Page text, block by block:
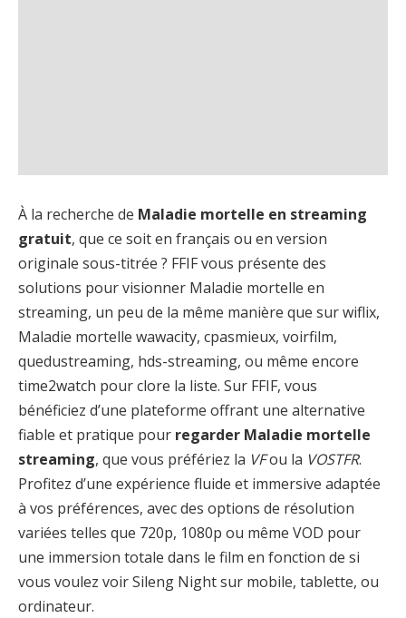
À la recherche de Maladie mortelle en streaming
gratuit, que ce soit en français ou en version
originale sous-titrée ? FFIF vous présente des
solutions pour visionner Maladie mortelle en
streaming, un peu de la même manière que sur wiflix,
Maladie mortelle wawacity, cpasmieux, voirfilm,
quedustreaming, hds-streaming, ou même encore
time2watch pour clore la liste. Sur FFIF, vous
bénéficiez d’une plateforme offrant une alternative
fiable et pratique pour regarder Maladie mortelle
streaming, que vous préfériez la VFou la VOSTFR.
Profitez d’une expérience fluide et immersive adaptée
à vos préférences, avec des options de résolution
variées telles que 720p, 1080p ou même VOD pour
une immersion totale dans le film en fonction de si
vous voulez voir Sileng Night sur mobile, tablette, ou
ordinateur.